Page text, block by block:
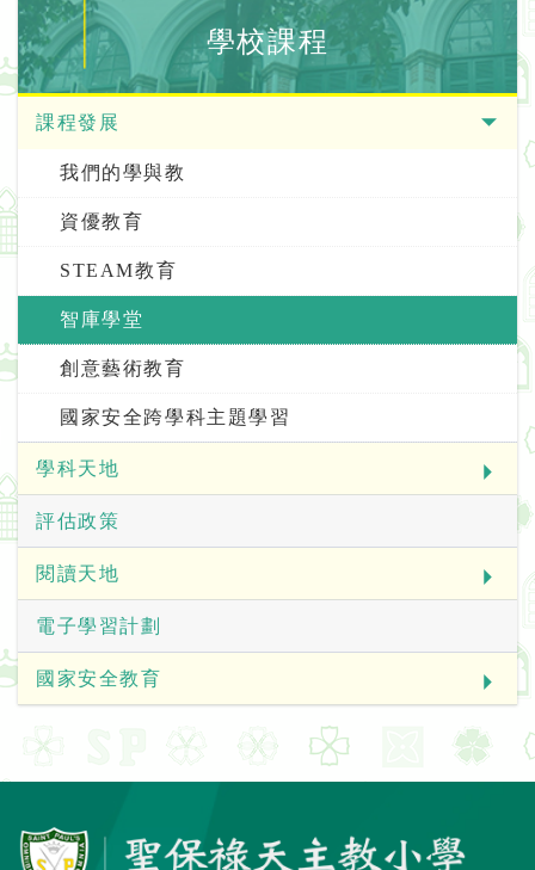
學校課程
課程發展
我們的學與教
資優教育
STEAM教育
智庫學堂
創意藝術教育
國家安全跨學科主題學習
學科天地
評估政策
閱讀天地
電子學習計劃
國家安全教育